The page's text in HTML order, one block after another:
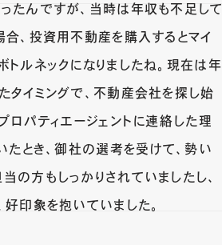
たんですが、当時は年収も不足して
合、投資用不動産を購入するとマイ
ルネックになりましたね。現在は年
タイミングで、不動産会社を探し始
ロパティエージェントに連絡した理
とき、御社の選考を受けて、勢い
の方もしっかりされていましたし、
印象を抱いていました。